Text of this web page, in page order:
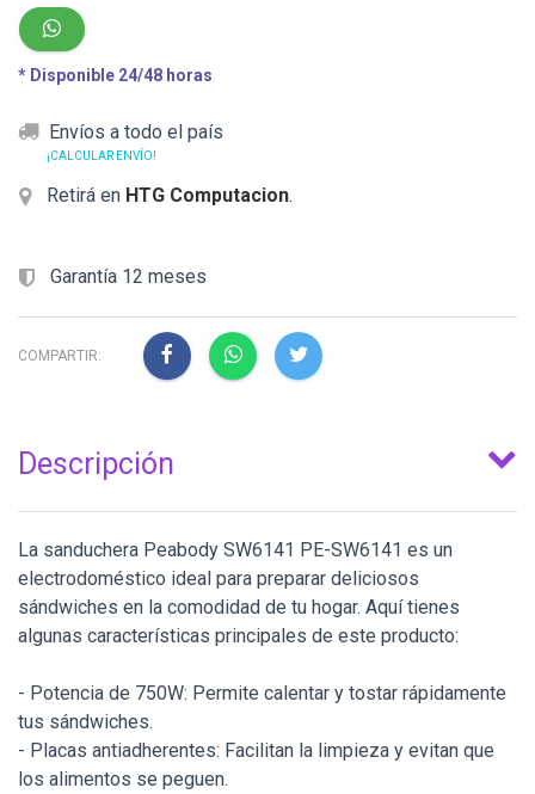
* Disponible 24/48 horas
Envíos a todo el país
¡CALCULAR ENVÍO!
Retirá en HTG Computacion.
Garantía 12 meses
COMPARTIR:
Descripción
La sanduchera Peabody SW6141 PE-SW6141 es un
electrodoméstico ideal para preparar deliciosos
sándwiches en la comodidad de tu hogar. Aquí tienes
algunas características principales de este producto:
- Potencia de 750W: Permite calentar y tostar rápidamente
tus sándwiches.
- Placas antiadherentes: Facilitan la limpieza y evitan que
los alimentos se peguen.